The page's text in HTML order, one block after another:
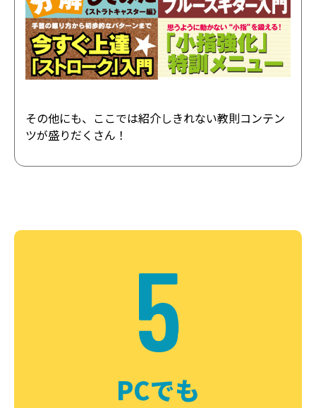
その他にも、ここでは紹介しきれない教則コンテン
ツが盛りだくさん！
5
PCでも